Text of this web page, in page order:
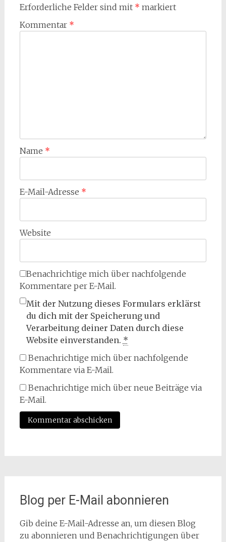
Erforderliche Felder sind mit * markiert
Kommentar *
Name *
E-Mail-Adresse *
Website
Benachrichtige mich über nachfolgende
Kommentare per E-Mail.
Mit der Nutzung dieses Formulars erklärst
du dich mit der Speicherung und
Verarbeitung deiner Daten durch diese
Website einverstanden. *
Benachrichtige mich über nachfolgende
Kommentare via E-Mail.
Benachrichtige mich über neue Beiträge via
E-Mail.
Blog per E-Mail abonnieren
Gib deine E-Mail-Adresse an, um diesen Blog
zu abonnieren und Benachrichtigungen über